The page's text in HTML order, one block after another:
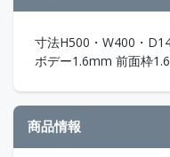
寸法H500・W400・
ボデー1.6mm 前面枠
商品情報